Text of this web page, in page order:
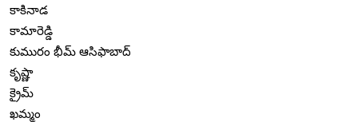
కాకినాడ
కామారెడ్డి
కుమురం భీమ్ ఆసిఫాబాద్
కృష్ణా
క్రైమ్
ఖమ్మం